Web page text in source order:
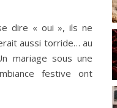
dire « oui », ils ne
aussi torride… au
mariage sous une
festive ont